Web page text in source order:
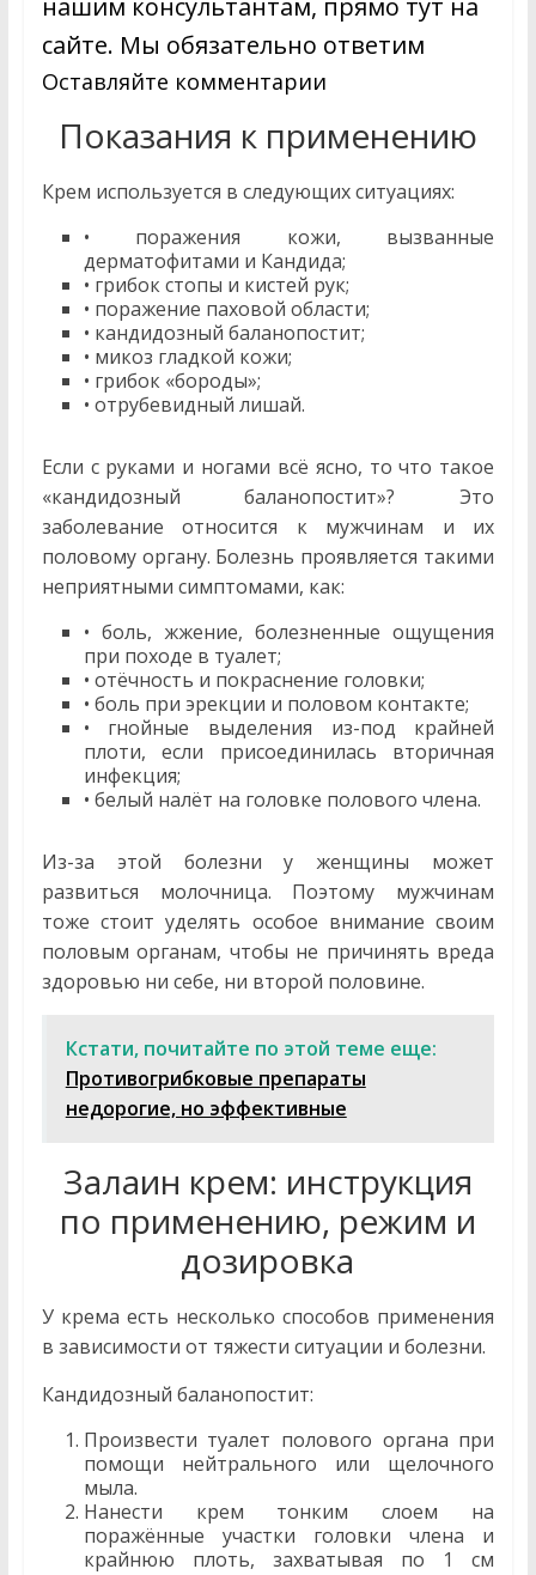
нашим консультантам, прямо тут на
сайте. Мы обязательно ответим
Оставляйте комментарии
Показания к применению
Крем используется в следующих ситуациях:
• поражения кожи, вызванные
дерматофитами и Кандида;
• грибок стопы и кистей рук;
• поражение паховой области;
• кандидозный баланопостит;
• микоз гладкой кожи;
• грибок «бороды»;
• отрубевидный лишай.
Если с руками и ногами всё ясно, то что такое
«кандидозный баланопостит»? Это
заболевание относится к мужчинам и их
половому органу. Болезнь проявляется такими
неприятными симптомами, как:
• боль, жжение, болезненные ощущения
при походе в туалет;
• отёчность и покраснение головки;
• боль при эрекции и половом контакте;
• гнойные выделения из-под крайней
плоти, если присоединилась вторичная
инфекция;
• белый налёт на головке полового члена.
Из-за этой болезни у женщины может
развиться молочница. Поэтому мужчинам
тоже стоит уделять особое внимание своим
половым органам, чтобы не причинять вреда
здоровью ни себе, ни второй половине.
Кстати, почитайте по этой теме еще:
Противогрибковые препараты
недорогие, но эффективные
Залаин крем: инструкция
по применению, режим и
дозировка
У крема есть несколько способов применения
в зависимости от тяжести ситуации и болезни.
Кандидозный баланопостит:
Произвести туалет полового органа при
помощи нейтрального или щелочного
мыла.
Нанести крем тонким слоем на
поражённые участки головки члена и
крайнюю плоть, захватывая по 1 см